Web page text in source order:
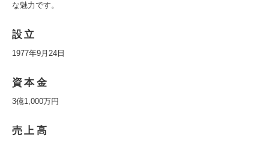
な魅力です。
設立
1977年9月24日
資本金
3億1,000万円
売上高